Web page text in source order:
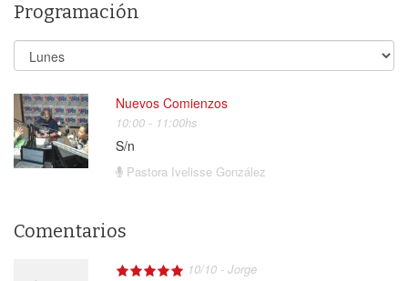
Programación
Nuevos Comienzos
10:00 - 11:00hs
S/n
Pastora Ivelisse González
Comentarios
10/10 - Jorge